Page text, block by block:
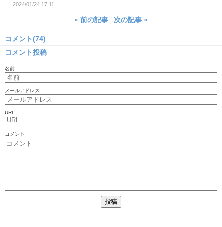
2024/01/24 17:11
« 前の記事 次の記事 »
コメント(74)
コメント投稿
名前
メールアドレス
URL
コメント